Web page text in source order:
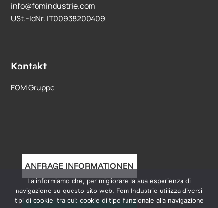
info@fomindustrie.com
USt.-IdNr. IT00938200409
Kontakt
FOM Gruppe
ANFRAGE INFORMATIONEN
La informiamo che, per migliorare la sua esperienza di
navigazione su questo sito web, Fom Industrie utilizza diversi
tipi di cookie, tra cui: cookie di tipo funzionale alla navigazione